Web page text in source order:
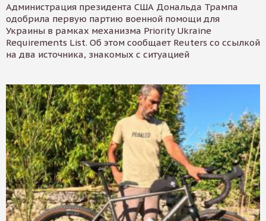
Администрация президента США Дональда Трампа
одобрила первую партию военной помощи для
Украины в рамках механизма Priority Ukraine
Requirements List. Об этом сообщает Reuters со ссылкой
на два источника, знакомых с ситуацией